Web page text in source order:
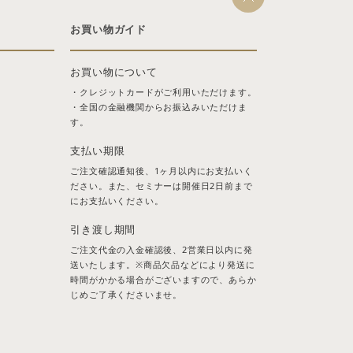
お買い物ガイド
お買い物について
・クレジットカードがご利用いただけます。
・全国の金融機関からお振込みいただけま
す。
支払い期限
ご注文確認通知後、1ヶ月以内にお支払いく
ださい。また、セミナーは開催日2日前まで
にお支払いください。
引き渡し期間
ご注文代金の入金確認後、2営業日以内に発
送いたします。※商品欠品などにより発送に
時間がかかる場合がございますので、あらか
じめご了承くださいませ。